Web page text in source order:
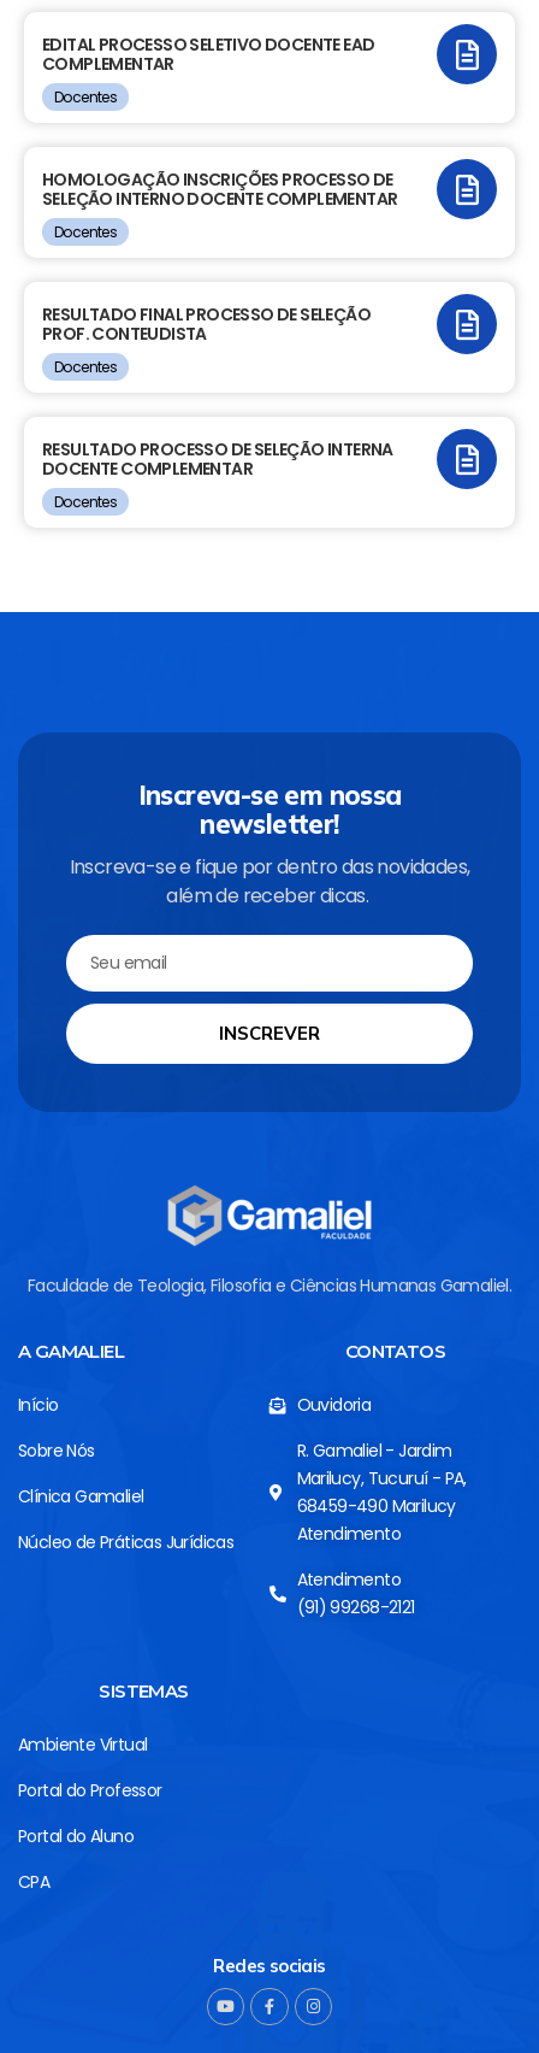
EDITAL PROCESSO SELETIVO DOCENTE EAD
COMPLEMENTAR
Docentes
HOMOLOGAÇÃO INSCRIÇÕES PROCESSO DE
SELEÇÃO INTERNO DOCENTE COMPLEMENTAR
Docentes
RESULTADO FINAL PROCESSO DE SELEÇÃO
PROF. CONTEUDISTA
Docentes
RESULTADO PROCESSO DE SELEÇÃO INTERNA
DOCENTE COMPLEMENTAR
Docentes
Inscreva-se em nossa
newsletter!
Inscreva-se e fique por dentro das novidades,
além de receber dicas.
INSCREVER
Faculdade de Teologia, Filosofia e Ciências Humanas Gamaliel.
A GAMALIEL
Início
Sobre Nós
Clínica Gamaliel
Núcleo de Práticas Jurídicas
CONTATOS
Ouvidoria
R. Gamaliel - Jardim
Marilucy, Tucuruí - PA,
68459-490 Marilucy
Atendimento
Atendimento
(91) 99268-2121
SISTEMAS
Ambiente Virtual
Portal do Professor
Portal do Aluno
CPA
Redes sociais